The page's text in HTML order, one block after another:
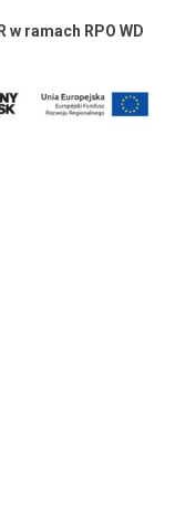
ramach RPO WD